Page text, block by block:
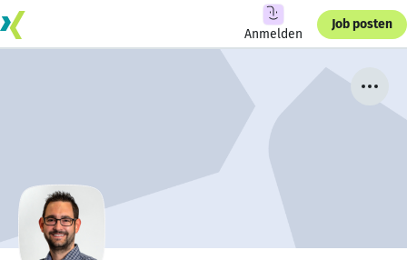
Anmelden
Job posten